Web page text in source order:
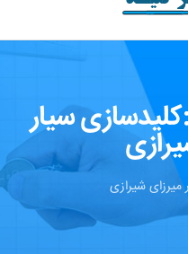
سیار
میرزای شیرازی